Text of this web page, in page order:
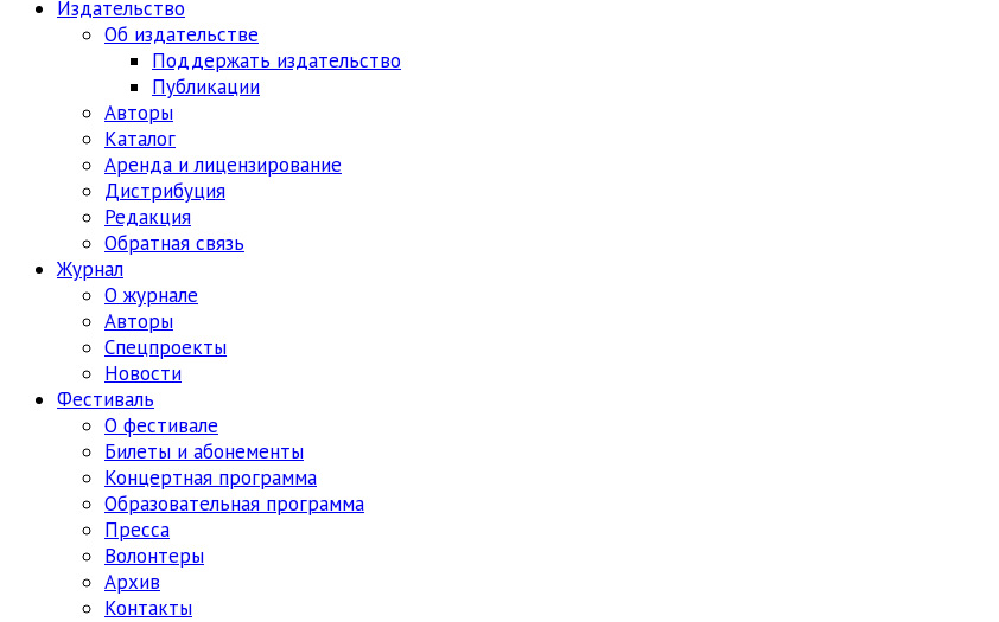
Издательство
Об издательстве
Поддержать издательство
Публикации
Авторы
Каталог
Аренда и лицензирование
Дистрибуция
Редакция
Обратная связь
Журнал
О журнале
Авторы
Спецпроекты
Новости
Фестиваль
О фестивале
Билеты и абонементы
Концертная программа
Образовательная программа
Пресса
Волонтеры
Архив
Контакты